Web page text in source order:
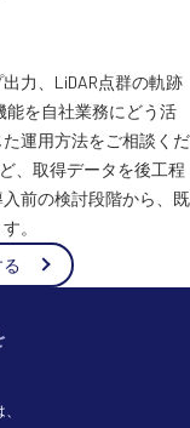
力、LiDAR点群の軌跡
能を自社業務にどう活
運用方法をご相談くだ
、取得データを後工程
前の検討段階から、既
。